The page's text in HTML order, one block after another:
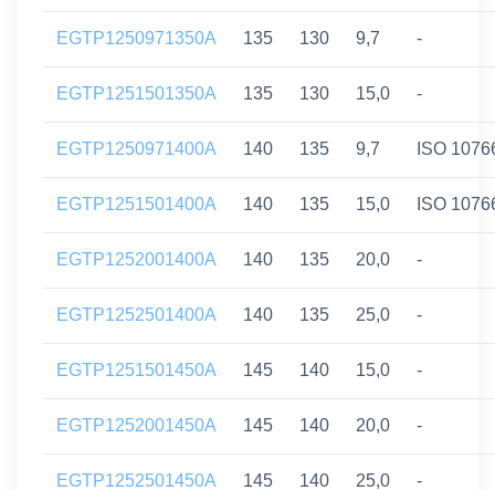
EGTP1250971350A 135 130 9,7 -
EGTP1251501350A 135 130 15,0 -
EGTP1250971400A 140 135 9,7 ISO
EGTP1251501400A 140 135 15,0 ISO
EGTP1252001400A 140 135 20,0 -
EGTP1252501400A 140 135 25,0 -
EGTP1251501450A 145 140 15,0 -
EGTP1252001450A 145 140 20,0 -
EGTP1252501450A 145 140 25,0 -